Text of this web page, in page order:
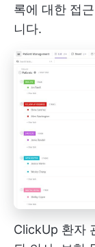
록에 대한 접
니다.
ClickUp 환자